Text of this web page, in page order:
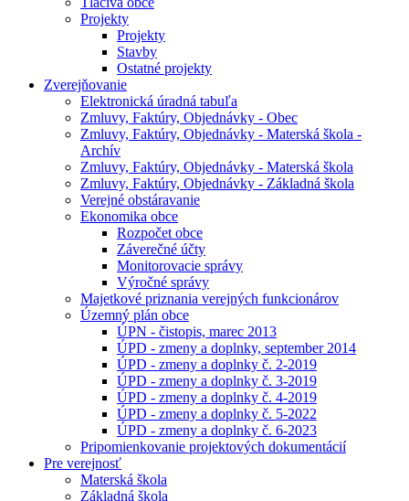
Projekty
Projekty
Stavby
Ostatné projekty
Zverejňovanie
Elektronická úradná tabuľa
Zmluvy, Faktúry, Objednávky - Obec
Zmluvy, Faktúry, Objednávky - Materská škola -
Archív
Zmluvy, Faktúry, Objednávky - Materská škola
Zmluvy, Faktúry, Objednávky - Základná škola
Verejné obstáravanie
Ekonomika obce
Rozpočet obce
Záverečné účty
Monitorovacie správy
Výročné správy
Majetkové priznania verejných funkcionárov
Územný plán obce
ÚPN - čistopis, marec 2013
ÚPD - zmeny a doplnky, september 2014
ÚPD - zmeny a doplnky č. 2-2019
ÚPD - zmeny a doplnky č. 3-2019
ÚPD - zmeny a doplnky č. 4-2019
ÚPD - zmeny a doplnky č. 5-2022
ÚPD - zmeny a doplnky č. 6-2023
Pripomienkovanie projektových dokumentácií
Pre verejnosť
Materská škola
Základná škola